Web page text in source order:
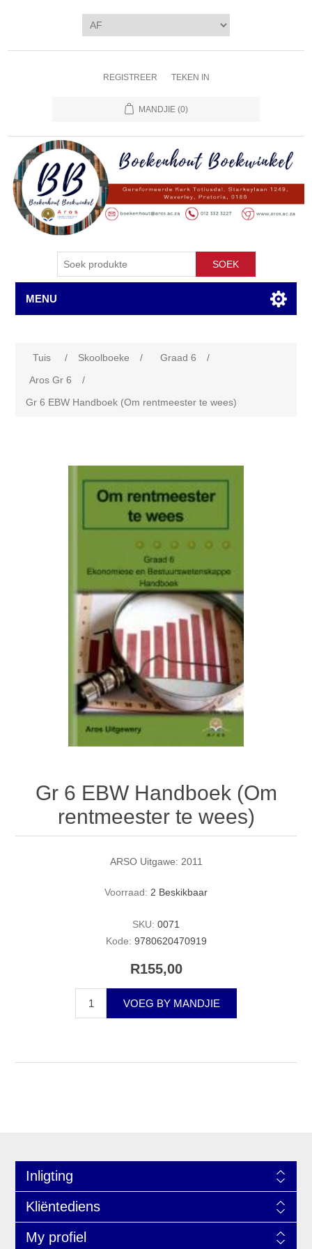
REGISTREER TEKEN IN
MANDJIE (0)
SOEK
MENU
Tuis / Skoolboeke / Graad 6
/
Aros Gr 6
/
Gr 6 EBW Handboek (Om rentmeester te wees)
Gr 6 EBW Handboek (Om
rentmeester te wees)
ARSO Uitgawe: 2011
Voorraad: 2 Beskikbaar
SKU: 0071
Kode: 9780620470919
R155,00
VOEG BY MANDJIE
Inligting
Kliëntediens
My profiel